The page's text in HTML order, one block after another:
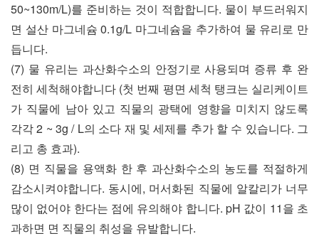
50~130m/L)를 준비하는 것이 적합합니다. 물이 부드러워지
면 설산 마그네슘 0.1g/L 마그네슘을 추가하여 물 유리로 만
듭니다.
(7) 물 유리는 과산화수소의 안정기로 사용되며 증류 후 완
전히 세척해야합니다 (첫 번째 평면 세척 탱크는 실리케이트
가 직물에 남아 있고 직물의 광택에 영향을 미치지 않도록
각각 2 ~ 3g / L의 소다 재 및 세제를 추가 할 수 있습니다. 그
리고 총 효과).
(8) 면 직물을 용액화 한 후 과산화수소의 농도를 적절하게
감소시켜야합니다. 동시에, 머서화된 직물에 알칼리가 너무
많이 없어야 한다는 점에 유의해야 합니다. pH 값이 11을 초
과하면 면 직물의 취성을 유발합니다.